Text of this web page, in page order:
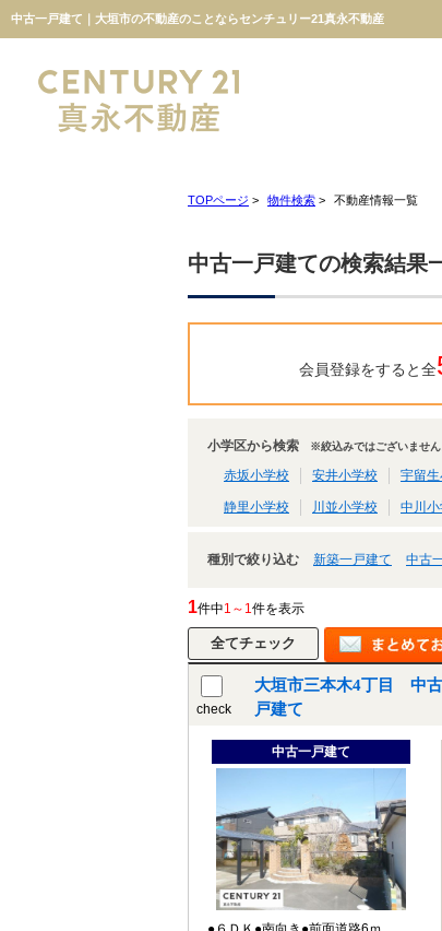
中古一戸建て｜大垣市の不動産のことならセンチュリー21真永不動産
TOPページ > 物件検索 > 不動産情報一覧
中古一戸建ての検索結果
会員登録をすると全
小学区から検索 ※絞込みではございません
赤坂小学校 安井小学校 宇留
静里小学校 川並小学校 中川
種別で絞り込む 新築一戸建て 中古
1件中1～1件を表示
check
大垣市三本木4丁目 中
戸建て
中古一戸建て